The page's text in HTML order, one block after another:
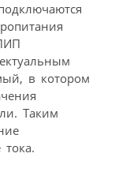
в котором
Таким
тока.